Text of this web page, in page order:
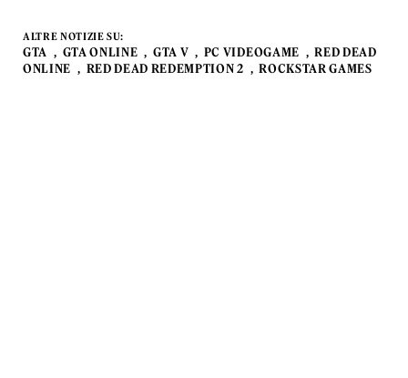
ALTRE NOTIZIE SU:
GTA GTA ONLINE GTA V PC VIDEOGAME
RED DEAD
ONLINE
RED DEAD REDEMPTION 2 ROCKSTAR GAMES